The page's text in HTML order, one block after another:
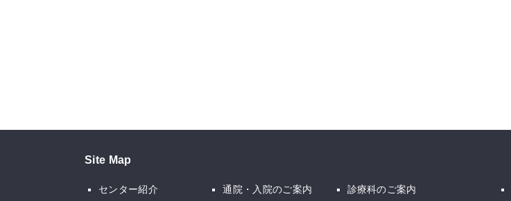
Site Map
センター紹介
通院・入院のご案内
診療科のご案内